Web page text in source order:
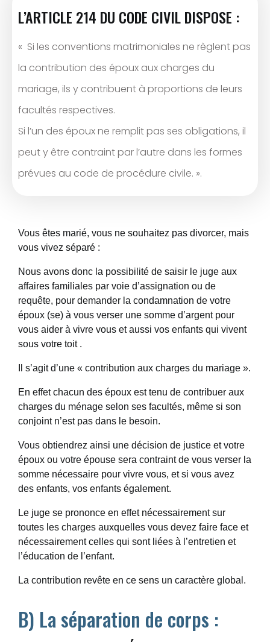
L’ARTICLE 214 DU CODE CIVIL DISPOSE :
« Si les conventions matrimoniales ne règlent pas
la contribution des époux aux charges du
mariage, ils y contribuent à proportions de leurs
facultés respectives.
Si l’un des époux ne remplit pas ses obligations, il
peut y être contraint par l’autre dans les formes
prévues au code de procédure civile. ».
Vous êtes marié, vous ne souhaitez pas divorcer, mais
vous vivez séparé :
Nous avons donc la possibilité de saisir le juge aux
affaires familiales par voie d’assignation ou de
requête, pour demander la condamnation de votre
époux (se) à vous verser une somme d’argent pour
vous aider à vivre vous et aussi vos enfants qui vivent
sous votre toit .
Il s’agit d’une « contribution aux charges du mariage ».
En effet chacun des époux est tenu de contribuer aux
charges du ménage selon ses facultés, même si son
conjoint n’est pas dans le besoin.
Vous obtiendrez ainsi une décision de justice et votre
époux ou votre épouse sera contraint de vous verser la
somme nécessaire pour vivre vous, et si vous avez
des enfants, vos enfants également.
Le juge se prononce en effet nécessairement sur
toutes les charges auxquelles vous devez faire face et
nécessairement celles qui sont liées à l’entretien et
l’éducation de l’enfant.
La contribution revête en ce sens un caractère global .
B) La séparation de corps :